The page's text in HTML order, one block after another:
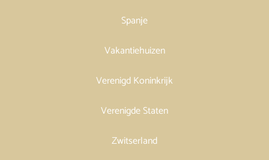
Spanje
Vakantiehuizen
Verenigd Koninkrijk
Verenigde Staten
Zwitserland